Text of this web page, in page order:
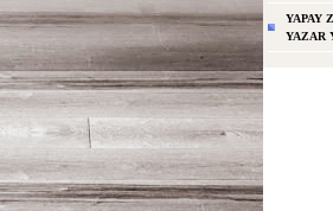
YAPAY
YAZAR